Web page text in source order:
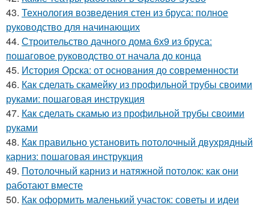
43. Технология возведения стен из бруса: полное
руководство для начинающих
44. Строительство дачного дома 6х9 из бруса:
пошаговое руководство от начала до конца
45. История Орска: от основания до современности
46. Как сделать скамейку из профильной трубы своими
руками: пошаговая инструкция
47. Как сделать скамью из профильной трубы своими
руками
48. Как правильно установить потолочный двухрядный
карниз: пошаговая инструкция
49. Потолочный карниз и натяжной потолок: как они
работают вместе
50. Как оформить маленький участок: советы и идеи